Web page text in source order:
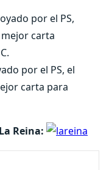
por el PS, el
carta para
Reina: